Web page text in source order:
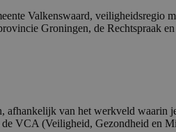
Valkenswaard,
Groningen, de Rechtspraak
afhankelijk van het werkveld
VCA (Veiligheid, Gezondheid en